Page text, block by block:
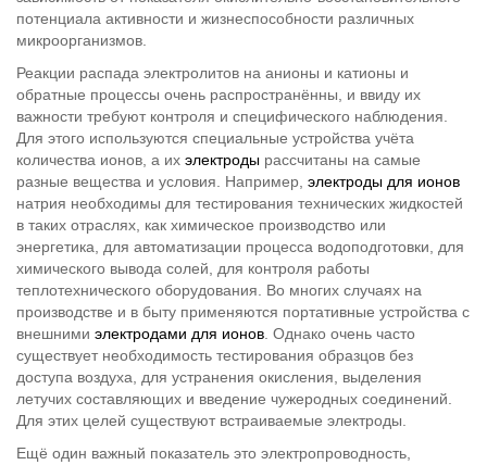
потенциала активности и жизнеспособности различных
микроорганизмов.
Реакции распада электролитов на анионы и катионы и
обратные процессы очень распространённы, и ввиду их
важности требуют контроля и специфического наблюдения.
Для этого используются специальные устройства учёта
количества ионов, а их электроды рассчитаны на самые
разные вещества и условия. Например, электроды для ионов
натрия необходимы для тестирования технических жидкостей
в таких отраслях, как химическое производство или
энергетика, для автоматизации процесса водоподготовки, для
химического вывода солей, для контроля работы
теплотехнического оборудования. Во многих случаях на
производстве и в быту применяются портативные устройства с
внешними электродами для ионов . Однако очень часто
существует необходимость тестирования образцов без
доступа воздуха, для устранения окисления, выделения
летучих составляющих и введение чужеродных соединений.
Для этих целей существуют встраиваемые электроды.
Ещё один важный показатель это электропроводность,